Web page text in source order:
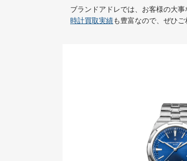
ブランドアドレでは、お客様の大
時計買取実績も豊富なので、ぜひご